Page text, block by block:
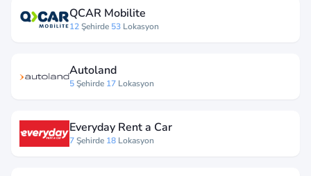
QCAR Mobilite
12Şehirde 53 Lokasyon
Autoland
5Şehirde 17 Lokasyon
Everyday Rent a Car
7Şehirde 18 Lokasyon